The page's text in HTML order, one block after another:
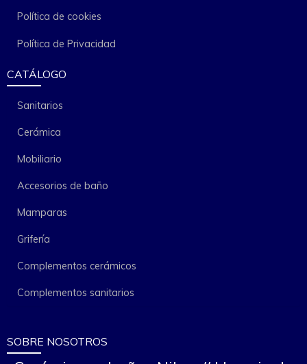
Política de cookies
Política de Privacidad
CATÁLOGO
Sanitarios
Cerámica
Mobiliario
Accesorios de baño
Mamparas
Grifería
Complementos cerámicos
Complementos sanitarios
SOBRE NOSOTROS